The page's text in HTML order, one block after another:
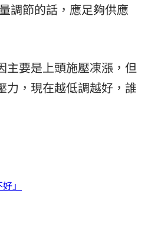
調節的話，應足夠供應
主要是上頭施壓凍漲，但
力，現在越低調越好，誰
」